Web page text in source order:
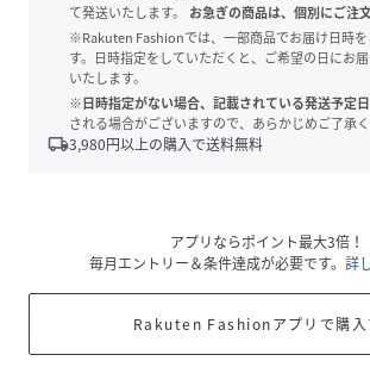
て発送いたします。
お急ぎの商品は、個別にご注
※Rakuten Fashionでは、一部商品でお届け日時
す。日時指定をしていただくと、ご希望の日にお
いたします。
※日時指定がない場合、記載されている発送予定
される場合がございますので、あらかじめご了承く
local_shipping3,980円以上の購入で送料無料
アプリならポイント最大3倍！
毎月エントリー＆条件達成が必要です。 詳
Rakuten Fashionアプリで購入